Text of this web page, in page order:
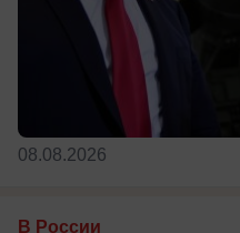
08.08.2026
В России